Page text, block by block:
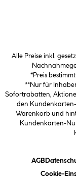
Alle Preise inkl.
*Preis
**Nur für
Sofortrabatten,
den
Warenkorb und
Kundenkarten-
AGB(öffnet
Cookie-